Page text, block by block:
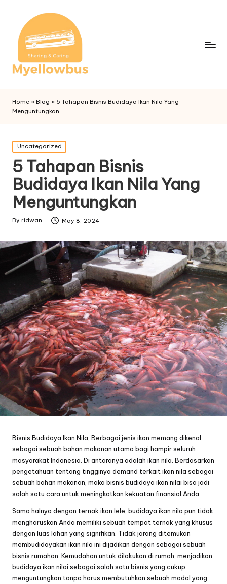
Home » Blog » 5 Tahapan Bisnis Budidaya Ikan Nila Yang
Menguntungkan
Posted
in
Uncategorized
5 Tahapan Bisnis
Budidaya Ikan Nila Yang
Menguntungkan
Posted
By ridwan May 8, 2024
Bisnis Budidaya Ikan Nila, Berbagai jenis ikan memang dikenal
sebagai sebuah bahan makanan utama bagi hampir seluruh
masyarakat Indonesia. Di antaranya adalah ikan nila. Berdasarkan
pengetahuan tentang tingginya demand terkait ikan nila sebagai
sebuah bahan makanan, maka bisnis budidaya ikan nilai bisa jadi
salah satu cara untuk meningkatkan kekuatan finansial Anda.
Sama halnya dengan ternak ikan lele, budidaya ikan nila pun tidak
mengharuskan Anda memiliki sebuah tempat ternak yang khusus
dengan luas lahan yang signifikan. Tidak jarang ditemukan
membudidayakan ikan nila ini dijadikan dengan sebagai sebuah
bisnis rumahan. Kemudahan untuk dilakukan di rumah, menjadikan
budidaya ikan nilai sebagai salah satu bisnis yang cukup
menguntungkan tanpa harus membutuhkan sebuah modal yang